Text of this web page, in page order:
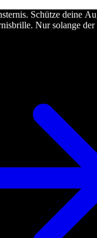
Schütze deine
Nur solange